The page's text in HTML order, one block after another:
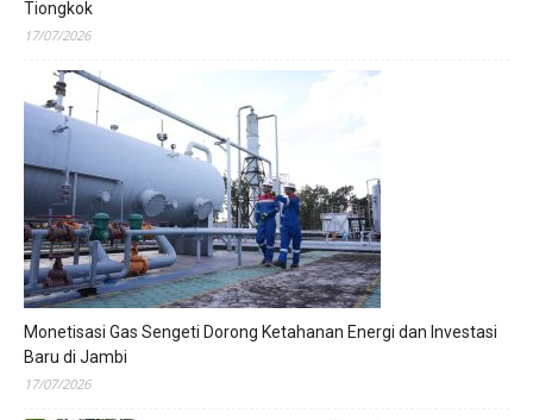
Tiongkok
17/07/2026
Monetisasi Gas Sengeti Dorong Ketahanan Energi dan Investasi
Baru di Jambi
17/07/2026